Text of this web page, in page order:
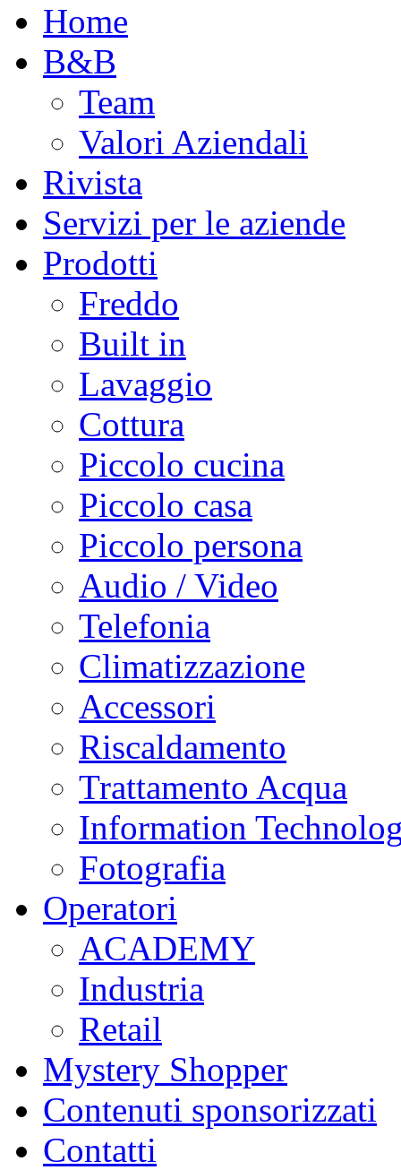
Home
B&B
Team
Valori Aziendali
Rivista
Servizi per le aziende
Prodotti
Freddo
Built in
Lavaggio
Cottura
Piccolo cucina
Piccolo casa
Piccolo persona
Audio / Video
Telefonia
Climatizzazione
Accessori
Riscaldamento
Trattamento Acqua
Information
Fotografia
Operatori
ACADEMY
Industria
Retail
Mystery Shopper
Contenuti sponsorizzati
Contatti